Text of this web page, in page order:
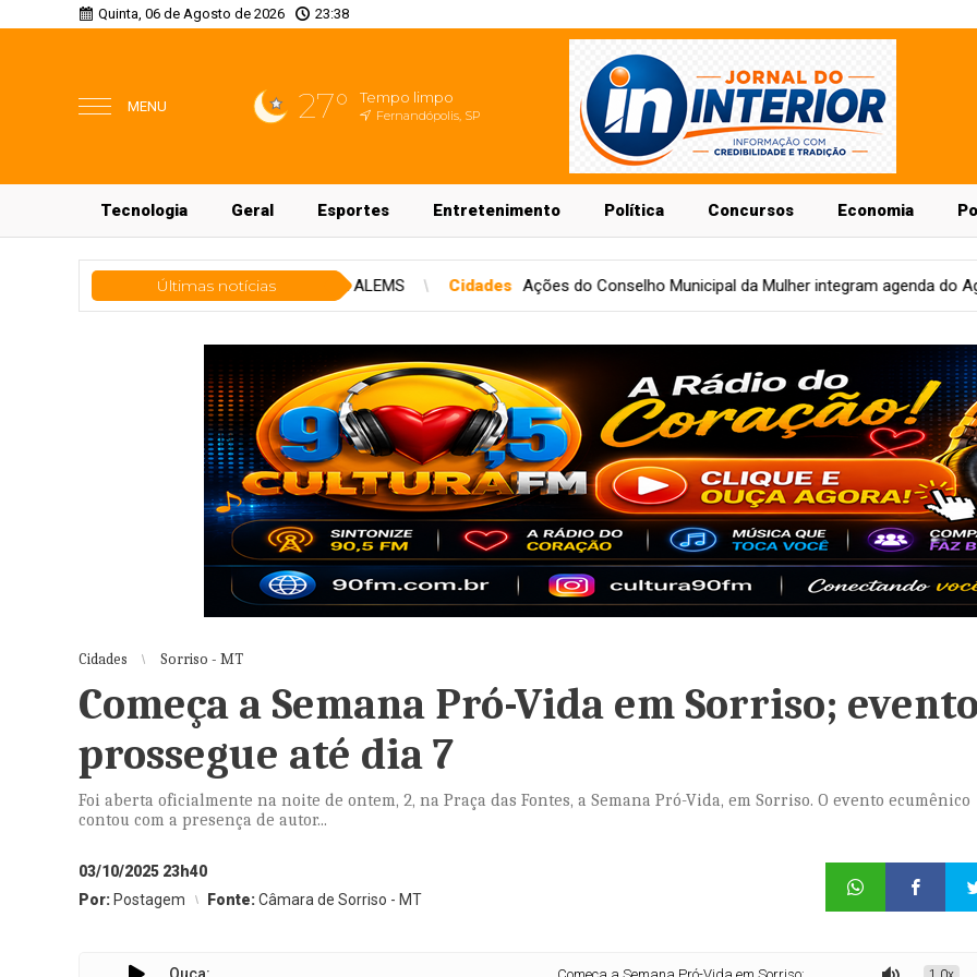
Quinta, 06 de Agosto de 2026 23:38
MENU 27° Tempo limpo
Fernandópolis, SP
Tecnologia Geral Esportes Entretenimento Política Concursos Economia
Últimas notícias
avançam na ALEMS Cidades Ações do Conselho Municipal da Mulher integram agenda do Agosto Lilás Economia
Cidades Sorriso - MT
Começa a Semana Pró-Vida em Sorriso;
prossegue até dia 7
Foi aberta oficialmente na noite de ontem, 2, na Praça das Fontes, a Semana Pró-Vida, em Sorriso. O evento ecumênico
contou com a presença de autor...
03/10/2025 23h40
Por: Postagem Fonte:Câmara de Sorriso - MT